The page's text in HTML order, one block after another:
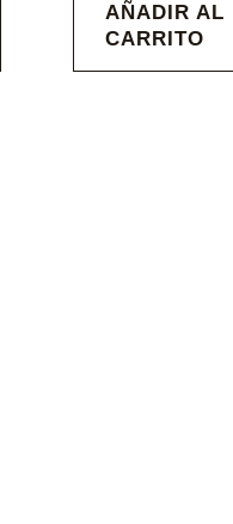
AÑADIR AL
CARRITO